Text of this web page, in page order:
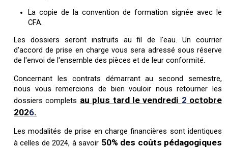
La copie de la convention de formation signée avec le
CFA.
Les dossiers seront instruits au fil de l'eau. Un courrier
d'accord de prise en charge vous sera adressé sous réserve
de l'envoi de l'ensemble des pièces et de leur conformité.
Concernant les contrats démarrant au second semestre,
nous vous remercions de bien vouloir nous retourner les
dossiers complets au plus tard le vendredi 2 octobre
2026.
Les modalités de prise en charge financières sont identiques
à celles de 2024, à savoir 50% des coûts pédagogiques